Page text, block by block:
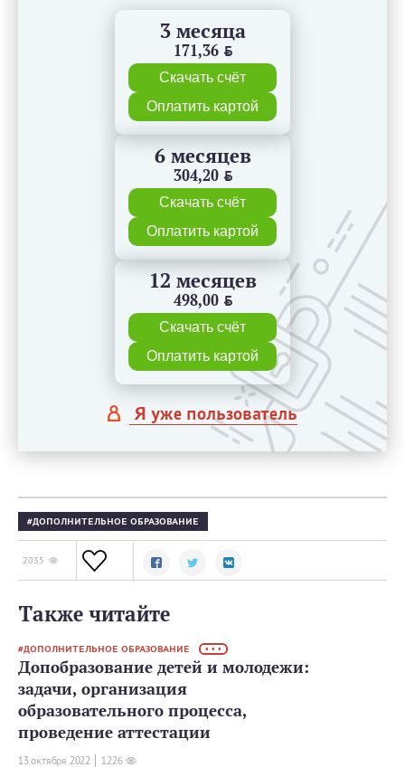
3 месяца
171,36 BYN
Скачать счёт
Оплатить картой
6 месяцев
304,20 BYN
Скачать счёт
Оплатить картой
12 месяцев
498,00 BYN
Скачать счёт
Оплатить картой
Я уже пользователь
ДОПОЛНИТЕЛЬНОЕ ОБРАЗОВАНИЕ
2035
Также читайте
ДОПОЛНИТЕЛЬНОЕ ОБРАЗОВАНИЕ • • •
Допобразование детей и молодежи:
задачи, организация
образовательного процесса,
проведение аттестации
13 октября 2022 1226